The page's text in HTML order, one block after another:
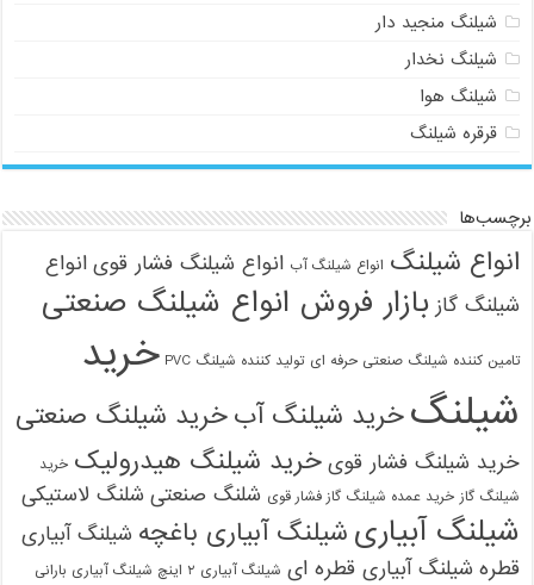
شیلنگ منجید دار
شیلنگ نخدار
شیلنگ هوا
قرقره شیلنگ
برچسب‌ها
انواع شیلنگ انواع شیلنگ آب انواع شیلنگ فشار قوی انواع
شیلنگ گاز بازار فروش انواع شیلنگ صنعتی
تامین کننده شیلنگ صنعتی حرفه ای تولید کننده شیلنگ PVC
خرید
شیلنگخرید شیلنگ آبخرید شیلنگ صنعتی
خرید شیلنگ فشار قوی خرید شیلنگ هیدرولیک خرید
شیلنگ گاز خرید عمده شیلنگ گاز فشار قوی شلنگ صنعتی شلنگ لاستیکی
شیلنگ آبیاری شیلنگ آبیاری باغچه شیلنگ آبیاری
قطره شیلنگ آبیاری قطره ای شیلنگ آبیاری ۲ اینچ شیلنگ آبیاری بارانی